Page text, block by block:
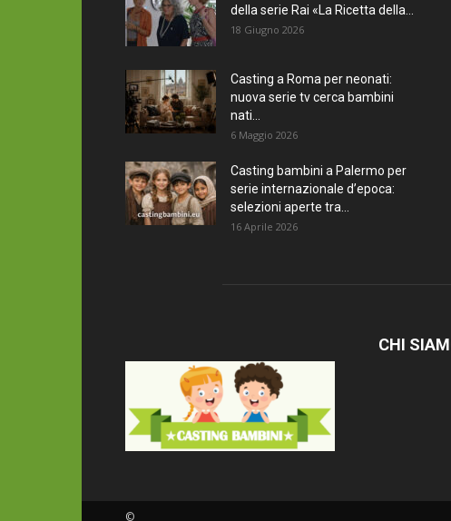
della serie Rai «La Ricetta della...
18 Giugno 2026
Casting a Roma per neonati:
nuova serie tv cerca bambini
nati...
6 Maggio 2026
Casting bambini a Palermo per
serie internazionale d’epoca:
selezioni aperte tra...
16 Aprile 2026
CHI
©